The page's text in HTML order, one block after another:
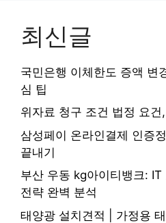
최신글
국민은행 이체한도 증액 변
심 팁
위자료 청구 조건 법정 요
삼성페이 온라인결제 인증
끝내기
부산 우동 kg아이티뱅크:
전략 완벽 분석
태양광 설치견적 | 가정용